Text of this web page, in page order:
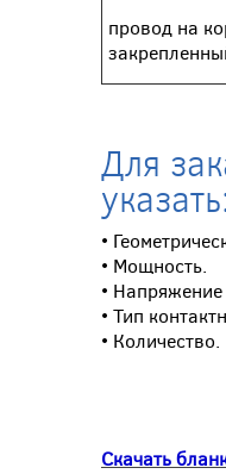
провод на
Для
•
• Мощность.
• Напряжение
• Тип
• Количество.
Скачать